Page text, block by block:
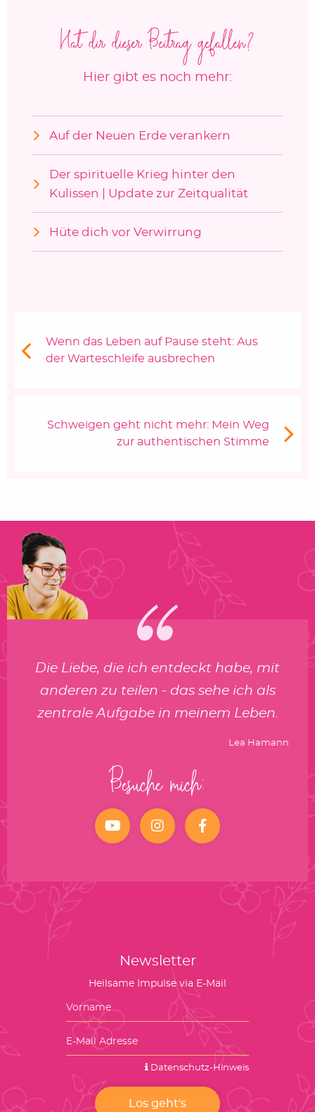
Hat dir dieser Beitrag gefallen?
Hier gibt es noch mehr:
Auf der Neuen Erde verankern
Der spirituelle Krieg hinter den
Kulissen | Update zur Zeitqualität
Hüte dich vor Verwirrung
Vorheriger Beitrag:
Wenn das Leben auf Pause steht: Aus
der Warteschleife ausbrechen
Nächster Beitrag
Schweigen geht nicht mehr: Mein Weg
zur authentischen Stimme
Die Liebe, die ich entdeckt habe, mit
anderen zu teilen - das sehe ich als
zentrale Aufgabe in meinem Leben.
Lea Hamann
Besuche mich:
YouTube Instagramfacebook
Newsletter
Heilsame Impulse via E-Mail
Datenschutz-Hinweis